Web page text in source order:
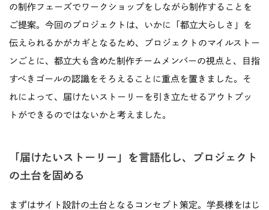
の制作フェーズでワークショップをしながら制作することを
ご提案。今回のプロジェクトは、いかに「都立大らしさ」を
伝えられるかがカギとなるため、プロジェクトのマイルストー
ンごとに、都立大も含めた制作チームメンバーの視点と、目指
すべきゴールの認識をそろえることに重点を置きました。そ
れによって、届けたいストーリーを引き立たせるアウトプッ
トができるのではないかと考えました。
「届けたいストーリー」を言語化し、プロジェクト
の土台を固める
まずはサイト設計の土台となるコンセプト策定。学長様をはじ